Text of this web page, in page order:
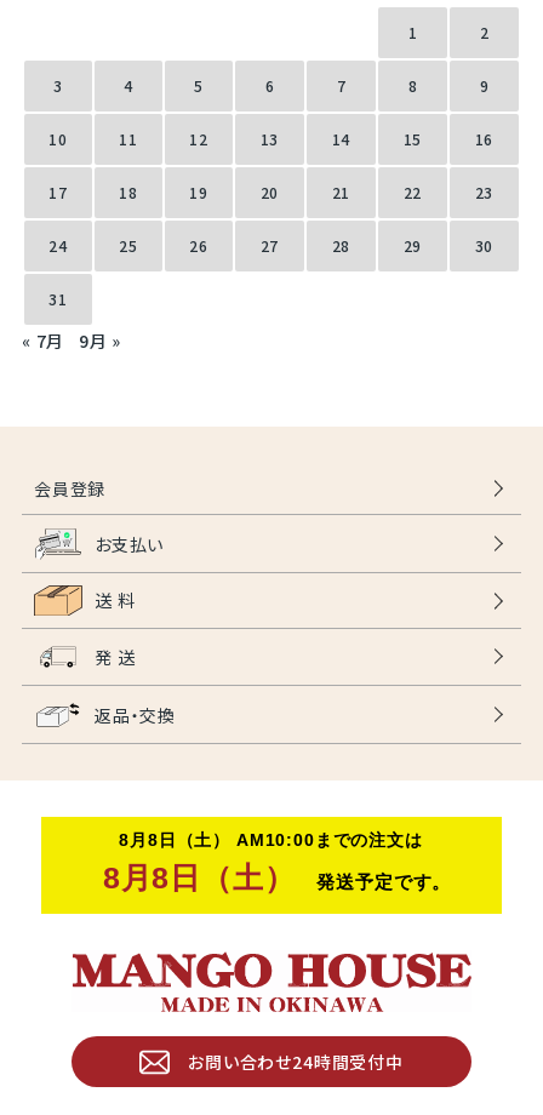
1 2
3 4 5 6 7 8 9
10 11 12 13 14 15 16
17 18 19 20 21 22 23
24 25 26 27 28 29 30
31
« 7月 9月 »
会員登録
お支払い
送 料
発 送
返品・交換
お問い合わせ24時間受付中